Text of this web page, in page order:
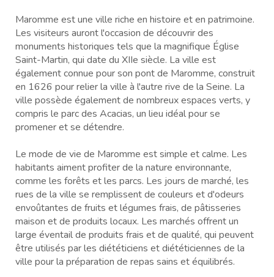
Maromme est une ville riche en histoire et en patrimoine.
Les visiteurs auront l'occasion de découvrir des
monuments historiques tels que la magnifique Église
Saint-Martin, qui date du XIIe siècle. La ville est
également connue pour son pont de Maromme, construit
en 1626 pour relier la ville à l'autre rive de la Seine. La
ville possède également de nombreux espaces verts, y
compris le parc des Acacias, un lieu idéal pour se
promener et se détendre.
Le mode de vie de Maromme est simple et calme. Les
habitants aiment profiter de la nature environnante,
comme les forêts et les parcs. Les jours de marché, les
rues de la ville se remplissent de couleurs et d'odeurs
envoûtantes de fruits et légumes frais, de pâtisseries
maison et de produits locaux. Les marchés offrent un
large éventail de produits frais et de qualité, qui peuvent
être utilisés par les diététiciens et diététiciennes de la
ville pour la préparation de repas sains et équilibrés.